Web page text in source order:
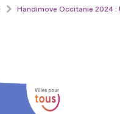
Handimove Occitanie 2024 :